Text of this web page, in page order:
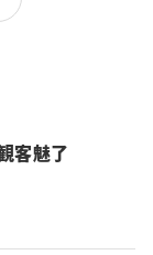
客魅了